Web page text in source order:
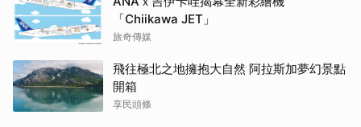
「Chiikawa JET」
旅奇傳媒
飛往極北之地擁抱大自然 阿拉斯加夢幻景點
開箱
享民頭條